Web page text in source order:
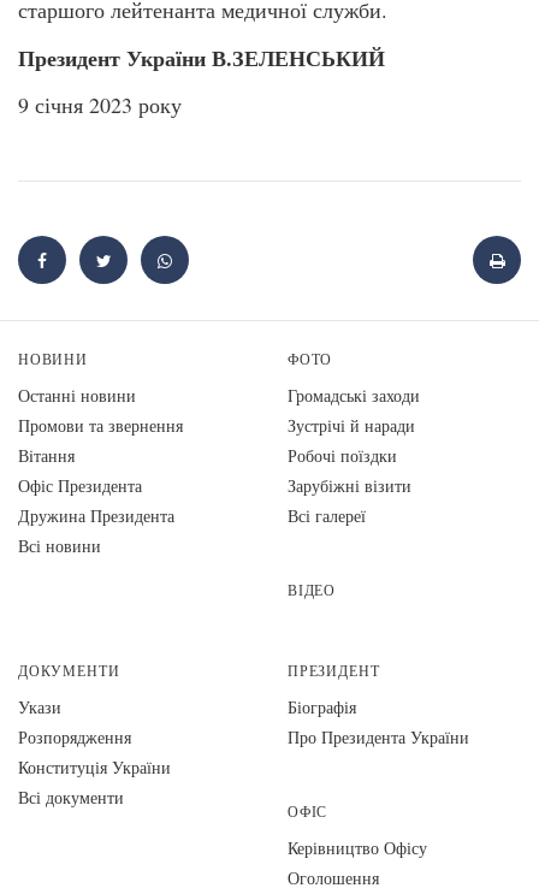
старшого лейтенанта медичної служби.
Президент України В.ЗЕЛЕНСЬКИЙ
9 січня 2023 року
НОВИНИ
Останні новини
Промови та звернення
Вiтання
Офіс Президента
Дружина Президента
Всі новини
ФОТО
Громадські заходи
Зустрічі й наради
Робочі поїздки
Зарубіжні візити
Всі галереї
ВІДЕО
ДОКУМЕНТИ
Укази
Розпорядження
Конституція України
Всі документи
ПРЕЗИДЕНТ
Біографія
Про Президента України
ОФІС
Керівництво Офісу
Оголошення